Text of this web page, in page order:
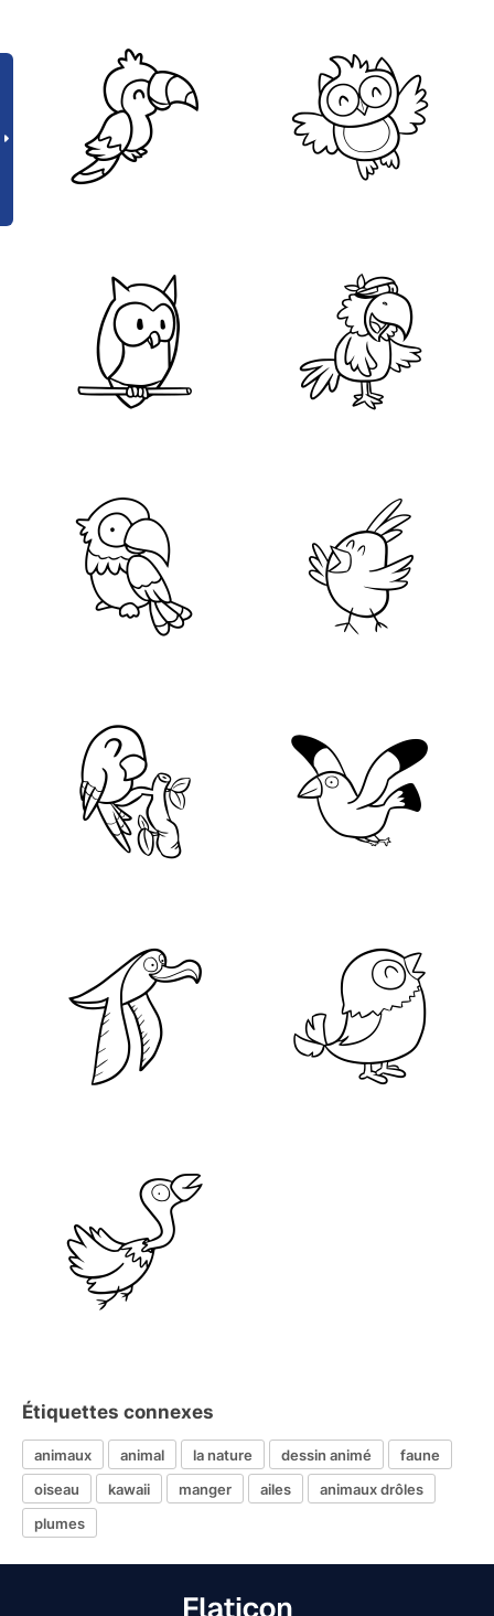
Étiquettes connexes
animaux animal la nature dessin animé
faune
oiseau
kawaii manger ailes
animaux drôles
plumes